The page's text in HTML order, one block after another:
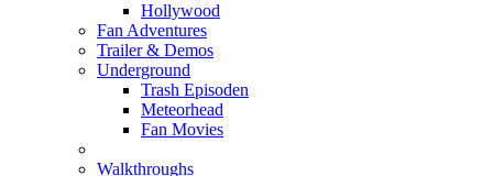
Hollywood
Fan Adventures
Trailer & Demos
Underground
Trash Episoden
Meteorhead
Fan Movies
Walkthroughs